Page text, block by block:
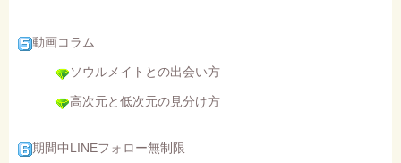
動画コラム
ソウルメイトとの出会い方
高次元と低次元の見分け方
期間中LINEフォロー無制限